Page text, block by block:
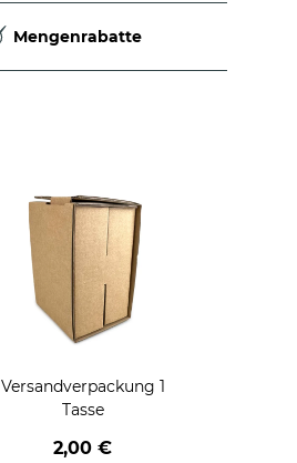
Mengenrabatte
Versandverpackung 1
Tasse
2,00 €